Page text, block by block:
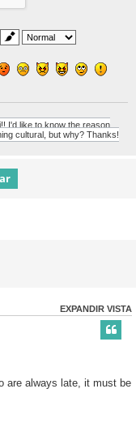
I'd like to know the reason
but why? Thanks!
EXPANDIR VISTA
are always late, it must be